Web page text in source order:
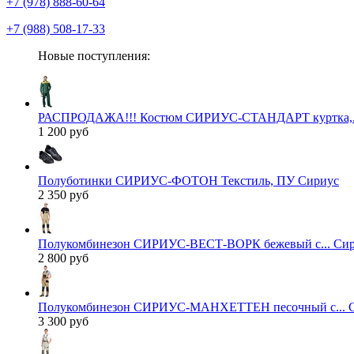
+7 (988) 508-17-33
Новые поступления:
РАСПРОДАЖА!!! Костюм СИРИУС-СТАНДАРТ
1 200 руб
Полуботинки СИРИУС-ФОТОН Текстиль, ПУ Сириус
2 350 руб
Полукомбинезон СИРИУС-ВЕСТ-ВОРК бежевый с...
2 800 руб
Полукомбинезон СИРИУС-МАНХЕТТЕН песочный с...
3 300 руб